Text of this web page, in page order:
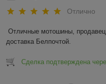
Отлично
Отличные мотошины,
доставка Белпочтой.
Сделка подтверждена